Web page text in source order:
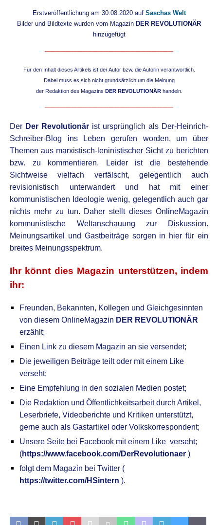
Erstveröffentlichung am 30.08.2020 auf Saschas Welt
Bilder und Bildtexte wurden vom Magazin DER REVOLUTIONÄR
hinzugefügt
Für den Inhalt dieses Artikels ist der Autor bzw. die Autorin verantwortlich.
Dabei muss es sich nicht grundsätzlich um die Meinung
der Redaktion des Magazins DER REVOLUTIONÄRhandeln.
Der Der Revolutionär ist ursprünglich als Der-Heinrich-
Schreiber-Blog ins Leben gerufen worden, um über
Themen aus marxistisch-leninistischer Sicht zu berichten
bzw. zu kommentieren. Leider ist die bestehende
Sichtweise vielfach verfälscht, gelegentlich auch
revisionistisch unterwandert und hat mit einer
kommunistischen Ideologie wenig, gelegentlich auch gar
nichts mehr zu tun. Daher stellt dieses OnlineMagazin
kommunistische Weltanschauung zur Diskussion.
Meinungsartikel und Gastbeiträge sorgen in hier für ein
breites Meinungsspektrum.
Ihr könnt dies Magazin unterstützen, indem
ihr:
Freunden, Bekannten, Kollegen und Gleichgesinnten
von diesem OnlineMagazin DER REVOLUTIONÄR
erzählt;
Einen Link zu diesem Magazin an sie versendet;
Die jeweiligen Beiträge teilt oder mit einem Like
verseht;
Eine Empfehlung in den sozialen Medien postet;
Die Redaktion und Öffentlichkeitsarbeit durch Artikel,
Leserbriefe, Videoberichte und Kritiken unterstützt,
gerne auch als Gastartikel oder Volkskorrespondent;
Unsere Seite bei Facebook mit einem Like verseht;
(https://www.facebook.com/DerRevolutionaer )
folgt dem Magazin bei Twitter (
https://twitter.com/HSintern ).